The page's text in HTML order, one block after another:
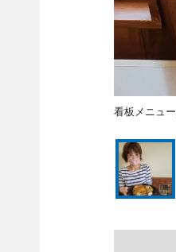
看板メニュ